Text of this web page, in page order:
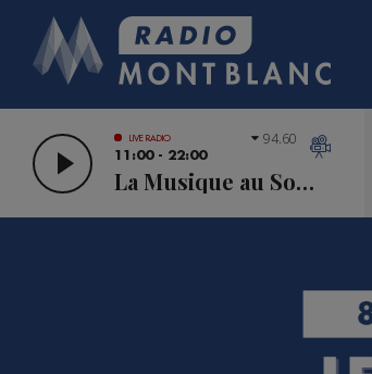
LIVE RADIO
11:00 - 22:00
La Musique au Sommet
94.60